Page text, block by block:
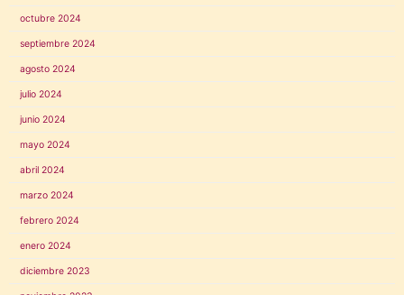
octubre 2024
septiembre 2024
agosto 2024
julio 2024
junio 2024
mayo 2024
abril 2024
marzo 2024
febrero 2024
enero 2024
diciembre 2023